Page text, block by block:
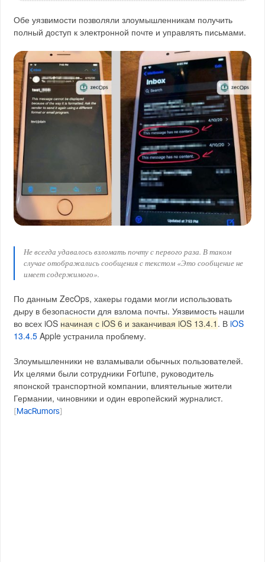
Обе уязвимости позволяли злоумышленникам получить
полный доступ к электронной почте и управлять письмами.
Не всегда удавалось взломать почту с первого раза. В таком
случае отображались сообщения с текстом «Это сообщение не
имеет содержимого».
По данным ZecOps, хакеры годами могли использовать
дыру в безопасности для взлома почты. Уязвимость нашли
во всех iOS начиная с iOS 6 и заканчивая iOS 13.4.1 . ВiOS
13.4.5 Apple устранила проблему.
Злоумышленники не взламывали обычных пользователей.
Их целями были сотрудники Fortune, руководитель
японской транспортной компании, влиятельные жители
Германии, чиновники и один европейский журналист.
[MacRumors]